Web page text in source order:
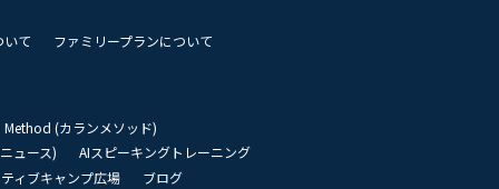
いて ファミリープランについて
Method (カランメソッド)
ュース)
AIスピーキングトレーニング
ィブキャンプ広場
ブログ